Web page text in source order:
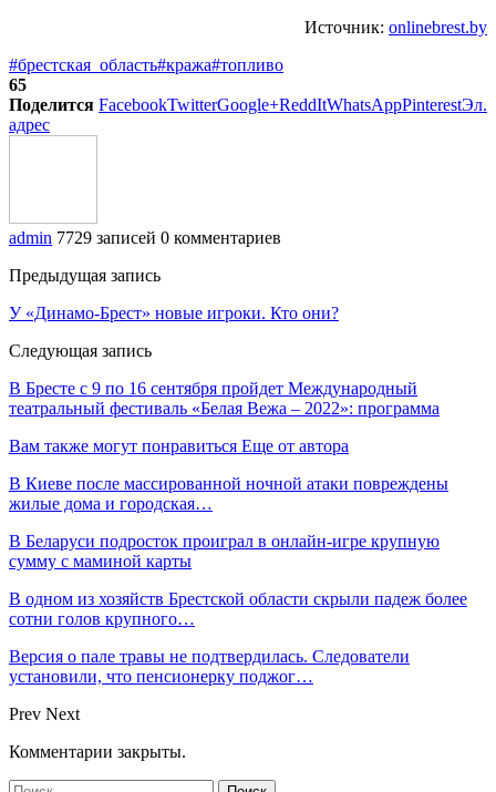
Источник: onlinebrest.by
#брестская_область#кража#топливо
65
Поделится FacebookTwitterGoogle+ReddItWhatsAppPinterestЭл.
адрес
admin 7729 записей 0 комментариев
Предыдущая запись
У «Динамо-Брест» новые игроки. Кто они?
Следующая запись
В Бресте с 9 по 16 сентября пройдет Международный
театральный фестиваль «Белая Вежа – 2022»: программа
Вам также могут понравиться Еще от автора
В Киеве после массированной ночной атаки повреждены
жилые дома и городская…
В Беларуси подросток проиграл в онлайн-игре крупную
сумму с маминой карты
В одном из хозяйств Брестской области скрыли падеж более
сотни голов крупного…
Версия о пале травы не подтвердилась. Следователи
установили, что пенсионерку поджог…
Prev Next
Комментарии закрыты.